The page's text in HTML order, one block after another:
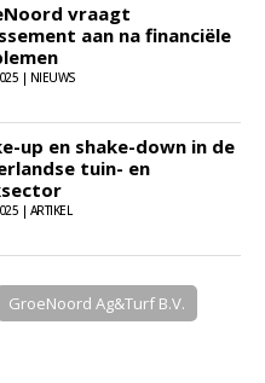
vraagt
aan na financiële
| NIEUWS
up en shake-down in de
tuin- en
| ARTIKEL
GroeNoord Ag&Turf B.V.